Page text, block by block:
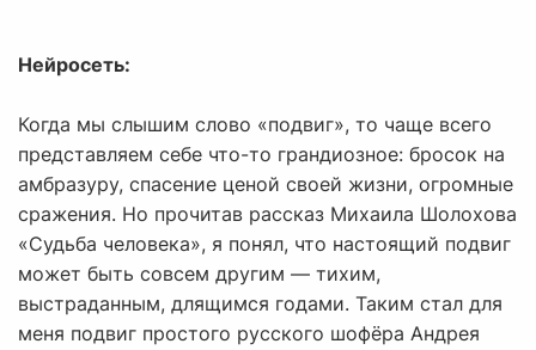
Нейросеть:
Когда мы слышим слово «подвиг», то чаще всего
представляем себе что-то грандиозное: бросок на
амбразуру, спасение ценой своей жизни, огромные
сражения. Но прочитав рассказ Михаила Шолохова
«Судьба человека», я понял, что настоящий подвиг
может быть совсем другим — тихим,
выстраданным, длящимся годами. Таким стал для
меня подвиг простого русского шофёра Андрея